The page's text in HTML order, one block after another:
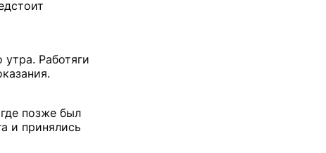
Работяги
позже был
и принялись